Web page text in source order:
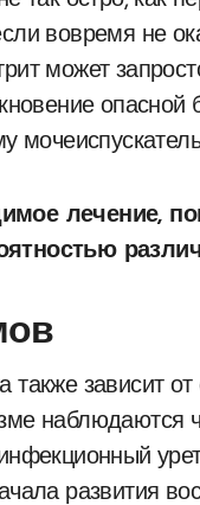
вовремя не
может
лечение,
также зависит
наблюдаются
развития